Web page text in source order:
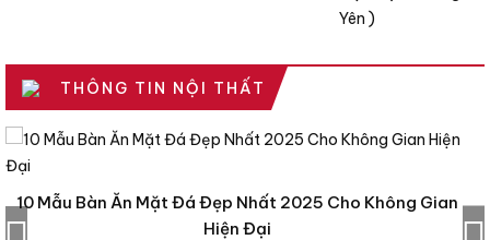
THÔNG TIN NỘI THẤT
10 Mẫu Bàn Ăn Mặt Đá Đẹp Nhất 2025 Cho Không Gian
Hiện Đại